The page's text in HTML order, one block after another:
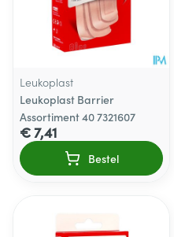
Leukoplast
Leukoplast Barrier
Assortiment 40 7321607
€ 7,41
Bestel